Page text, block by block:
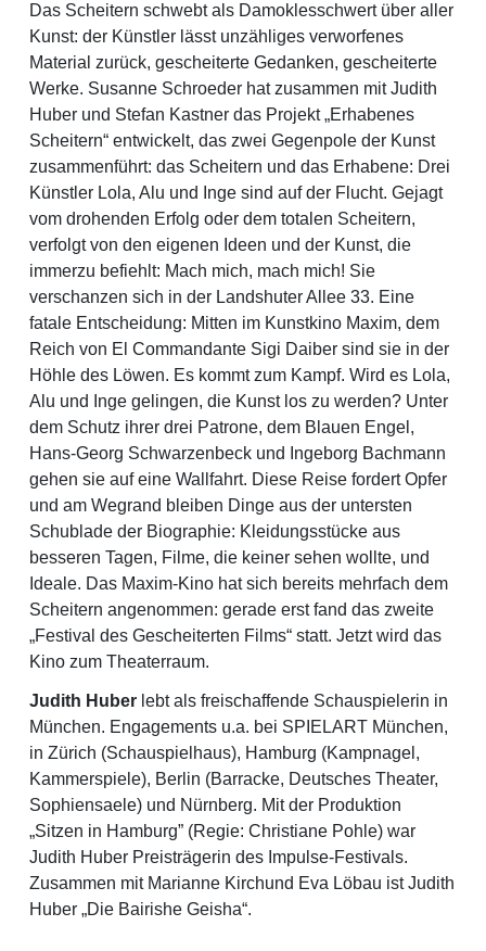
Das Scheitern schwebt als Damoklesschwert über aller
Kunst: der Künstler lässt unzähliges verworfenes
Material zurück, gescheiterte Gedanken, gescheiterte
Werke. Susanne Schroeder hat zusammen mit Judith
Huber und Stefan Kastner das Projekt „Erhabenes
Scheitern“ entwickelt, das zwei Gegenpole der Kunst
zusammenführt: das Scheitern und das Erhabene: Drei
Künstler Lola, Alu und Inge sind auf der Flucht. Gejagt
vom drohenden Erfolg oder dem totalen Scheitern,
verfolgt von den eigenen Ideen und der Kunst, die
immerzu befiehlt: Mach mich, mach mich! Sie
verschanzen sich in der Landshuter Allee 33. Eine
fatale Entscheidung: Mitten im Kunstkino Maxim, dem
Reich von El Commandante Sigi Daiber sind sie in der
Höhle des Löwen. Es kommt zum Kampf. Wird es Lola,
Alu und Inge gelingen, die Kunst los zu werden? Unter
dem Schutz ihrer drei Patrone, dem Blauen Engel,
Hans-Georg Schwarzenbeck und Ingeborg Bachmann
gehen sie auf eine Wallfahrt. Diese Reise fordert Opfer
und am Wegrand bleiben Dinge aus der untersten
Schublade der Biographie: Kleidungsstücke aus
besseren Tagen, Filme, die keiner sehen wollte, und
Ideale. Das Maxim-Kino hat sich bereits mehrfach dem
Scheitern angenommen: gerade erst fand das zweite
„Festival des Gescheiterten Films“ statt. Jetzt wird das
Kino zum Theaterraum.
Judith Huber lebt als freischaffende Schauspielerin in
München. Engagements u.a. bei SPIELART München,
in Zürich (Schauspielhaus), Hamburg (Kampnagel,
Kammerspiele), Berlin (Barracke, Deutsches Theater,
Sophiensaele) und Nürnberg. Mit der Produktion
„Sitzen in Hamburg” (Regie: Christiane Pohle) war
Judith Huber Preisträgerin des Impulse-Festivals.
Zusammen mit Marianne Kirchund Eva Löbau ist Judith
Huber „Die Bairishe Geisha“.